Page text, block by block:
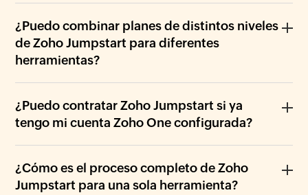
¿Puedo combinar planes de distintos niveles
de Zoho Jumpstart para diferentes
herramientas?
¿Puedo contratar Zoho Jumpstart si ya
tengo mi cuenta Zoho One configurada?
¿Cómo es el proceso completo de Zoho
Jumpstart para una sola herramienta?